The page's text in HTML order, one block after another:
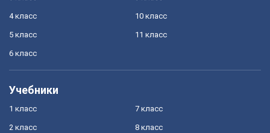
4 класс
5 класс
6 класс
10 класс
11 класс
Учебники
1 класс
2 класс
7 класс
8 класс